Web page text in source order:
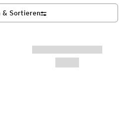
& Sortieren